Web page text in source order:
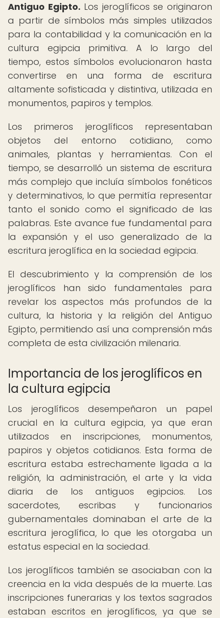
Antiguo Egipto. Los jeroglíficos se originaron
a partir de símbolos más simples utilizados
para la contabilidad y la comunicación en la
cultura egipcia primitiva. A lo largo del
tiempo, estos símbolos evolucionaron hasta
convertirse en una forma de escritura
altamente sofisticada y distintiva, utilizada en
monumentos, papiros y templos.
Los primeros jeroglíficos representaban
objetos del entorno cotidiano, como
animales, plantas y herramientas. Con el
tiempo, se desarrolló un sistema de escritura
más complejo que incluía símbolos fonéticos
y determinativos, lo que permitía representar
tanto el sonido como el significado de las
palabras. Este avance fue fundamental para
la expansión y el uso generalizado de la
escritura jeroglífica en la sociedad egipcia.
El descubrimiento y la comprensión de los
jeroglíficos han sido fundamentales para
revelar los aspectos más profundos de la
cultura, la historia y la religión del Antiguo
Egipto, permitiendo así una comprensión más
completa de esta civilización milenaria.
Importancia de los jeroglíficos en
la cultura egipcia
Los jeroglíficos desempeñaron un papel
crucial en la cultura egipcia, ya que eran
utilizados en inscripciones, monumentos,
papiros y objetos cotidianos. Esta forma de
escritura estaba estrechamente ligada a la
religión, la administración, el arte y la vida
diaria de los antiguos egipcios. Los
sacerdotes, escribas y funcionarios
gubernamentales dominaban el arte de la
escritura jeroglífica, lo que les otorgaba un
estatus especial en la sociedad.
Los jeroglíficos también se asociaban con la
creencia en la vida después de la muerte. Las
inscripciones funerarias y los textos sagrados
estaban escritos en jeroglíficos, ya que se